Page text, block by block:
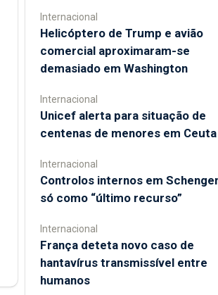
Internacional
Helicóptero de Trump e avião
comercial aproximaram-se
demasiado em Washington
Internacional
Unicef alerta para situação de
centenas de menores em Ceuta
Internacional
Controlos internos em
só como “último recurso”
Internacional
França deteta novo caso de
hantavírus transmissível entre
humanos